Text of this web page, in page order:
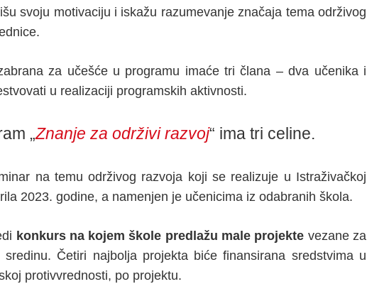
svoju motivaciju i iskažu razumevanje značaja tema održivog
za učešće u programu imaće tri člana – dva učenika i
u realizaciji programskih aktivnosti.
„Znanje za održivi razvoj“ ima tri celine.
na temu održivog razvoja koji se realizuje u Istraživačkoj
2023. godine, a namenjen je učenicima iz odabranih škola.
konkurs na kojem škole predlažu male projekte vezane za
Četiri najbolja projekta biće finansirana sredstvima u
protivvrednosti, po projektu.